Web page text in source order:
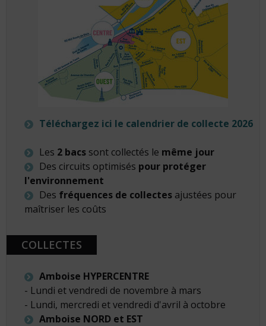
Téléchargez ici le calendrier de collecte 2026
Les 2 bacs sont collectés le même jour
Des circuits optimisés pour protéger
l'environnement
Des fréquences de collectes ajustées pour
maîtriser les coûts
COLLECTES
Amboise HYPERCENTRE
- Lundi et vendredi de novembre à mars
- Lundi, mercredi et vendredi d'avril à octobre
Amboise NORD et EST